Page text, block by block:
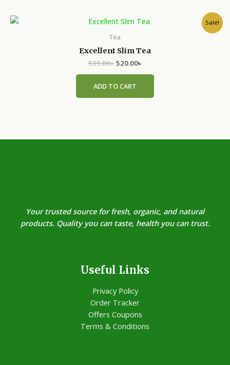
Sale!
Tea
Excellent Slim Tea
535.00৳
Original
was:
535.00৳ .
520.00৳
Current
ADD TO CART
Your trusted source for fresh, organic, and natural
products. Quality you can taste, health you can trust.
Useful Links
Privacy Policy
Order Tracker
Offers Coupons
Terms & Conditions